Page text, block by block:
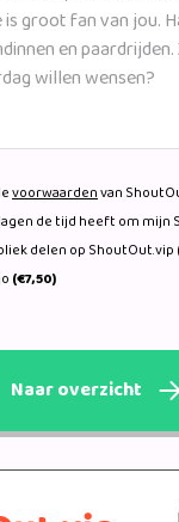
voorwaardenvan
de tijd heeft om
delen op ShoutOut.vip
(€7,50)
Naar overzicht